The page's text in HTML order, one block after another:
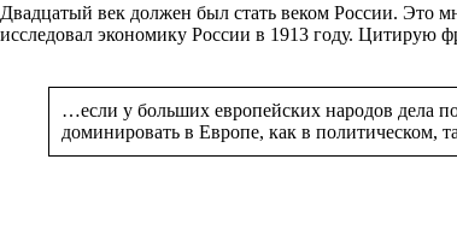
Двадцатый век должен был стать веком России. Это
исследовал экономику России в 1913 году. Цитирую
…если у больших европейских народов дела
доминировать в Европе, как в